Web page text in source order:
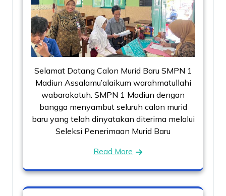
Selamat Datang Calon Murid Baru SMPN 1
Madiun Assalamu’alaikum warahmatullahi
wabarakatuh. SMPN 1 Madiun dengan
bangga menyambut seluruh calon murid
baru yang telah dinyatakan diterima melalui
Seleksi Penerimaan Murid Baru
Read More